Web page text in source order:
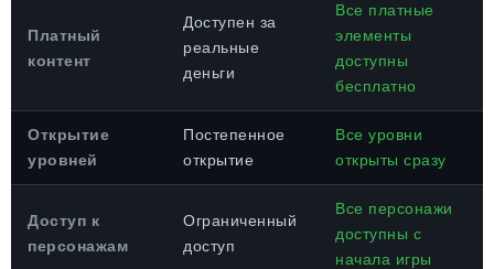
Платный
контент
Доступен за
реальные
деньги
Все платные
элементы
доступны
бесплатно
Открытие
уровней
Постепенное
открытие
Все уровни
открыты сразу
Доступ к
персонажам
Ограниченный
доступ
Все персонажи
доступны с
начала игры